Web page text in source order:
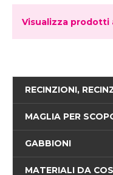
Visualizza prodotti
RECINZIONI,
MAGLIA PER
GABBIONI
MATERIALI DA